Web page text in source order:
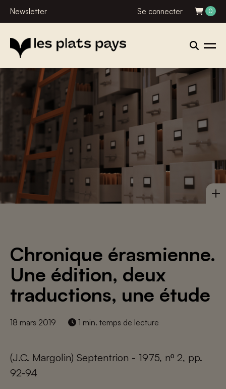
Newsletter Se connecter 0
Chronique érasmienne.
Une édition, deux
traductions, une étude
18 mars 2019 1 min. temps de lecture
(J.C. Margolin) Septentrion - 1975, nº 2, pp.
92-94